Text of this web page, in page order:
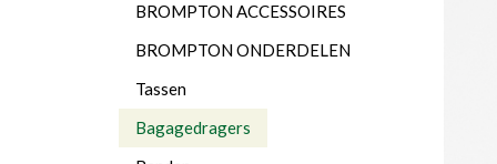
BROMPTON ACCESSOIRES
BROMPTON ONDERDELEN
Tassen
Bagagedragers